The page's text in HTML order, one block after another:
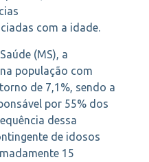
com a idade.
(MS), a
população com
de 7,1%, sendo a
por 55% dos
dessa
de idosos
15